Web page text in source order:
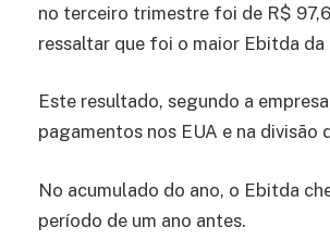
no terceiro trimestre foi de R$
ressaltar que foi o maior Ebitda da
Este resultado, segundo a
pagamentos nos EUA e na divisão
No acumulado do ano, o Ebitda
período de um ano antes.